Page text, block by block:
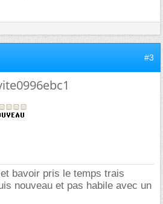
#3
bavoir pris le temps trais
nouveau et pas habile avec un